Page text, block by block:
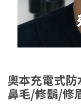
奧本充電式
鼻毛/修鬍/修